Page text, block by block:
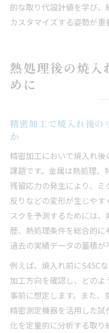
的な取り代設計値を学び
カスタマイズする姿勢が重
熱処理後の焼入
めに
精密加工で焼入れ後の
か
精密加工において焼入れ
課題です。金属は熱処理、
残留応力の発生により、ミ
反りなどの変形が生じや
スクを予測するためには
歴、熱処理条件を総合的
過去の実績データの蓄積が
例えば、焼入れ前にS45C
加工方向を確認し、どの
事前に想定します。また、
精密測定機器を活用した
化を定量的に分析する取り